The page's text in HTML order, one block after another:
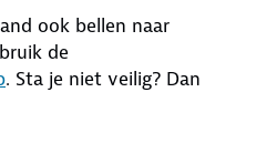
ook bellen naar
de
. Sta je niet veilig? Dan